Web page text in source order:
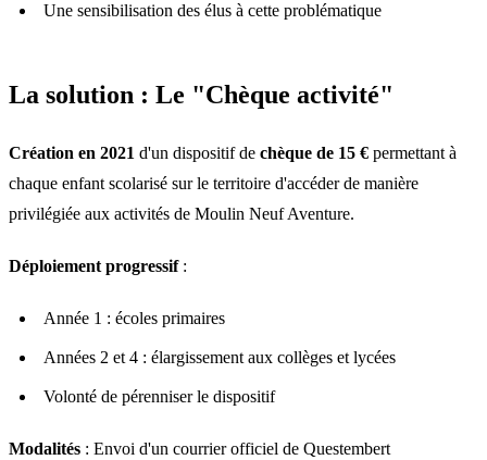
Une sensibilisation des élus à cette problématique
La solution : Le "Chèque activité"
Création en 2021 d'un dispositif de chèque de 15 € permettant à
chaque enfant scolarisé sur le territoire d'accéder de manière
privilégiée aux activités de Moulin Neuf Aventure.
Déploiement progressif:
Année 1 : écoles primaires
Années 2 et 4 : élargissement aux collèges et lycées
Volonté de pérenniser le dispositif
Modalités : Envoi d'un courrier officiel de Questembert